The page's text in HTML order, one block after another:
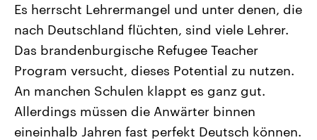
Landtagswahl Sachsen-Anhalt
2026
Alle Informationen
Sachsen-Anhalt wählt am 6.
September 2026 einen neuen
Landtag. Seit 2021 wird das
Bundesland von einer Koalition aus
CDU, SPD und FDP regiert.-
Umfragen, Prognosen,
Aktuelle Beiträge,
Hintergründe
Wirtschaftlich und
gehören die Vereinigten
den mächtigsten Ländern
mit großem Einfluss auf
Es herrscht Lehrermangel und unter denen, die
nach Deutschland flüchten, sind viele Lehrer.
Das brandenburgische Refugee Teacher
Program versucht, dieses Potential zu nutzen.
An manchen Schulen klappt es ganz gut.
Allerdings müssen die Anwärter binnen
eineinhalb Jahren fast perfekt Deutsch können.